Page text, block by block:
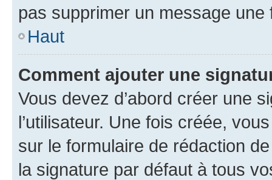
pas supprimer un message une
Haut
Comment ajouter une
Vous devez d’abord créer une
l’utilisateur. Une fois créée,
sur le formulaire de rédaction
la signature par défaut à tous